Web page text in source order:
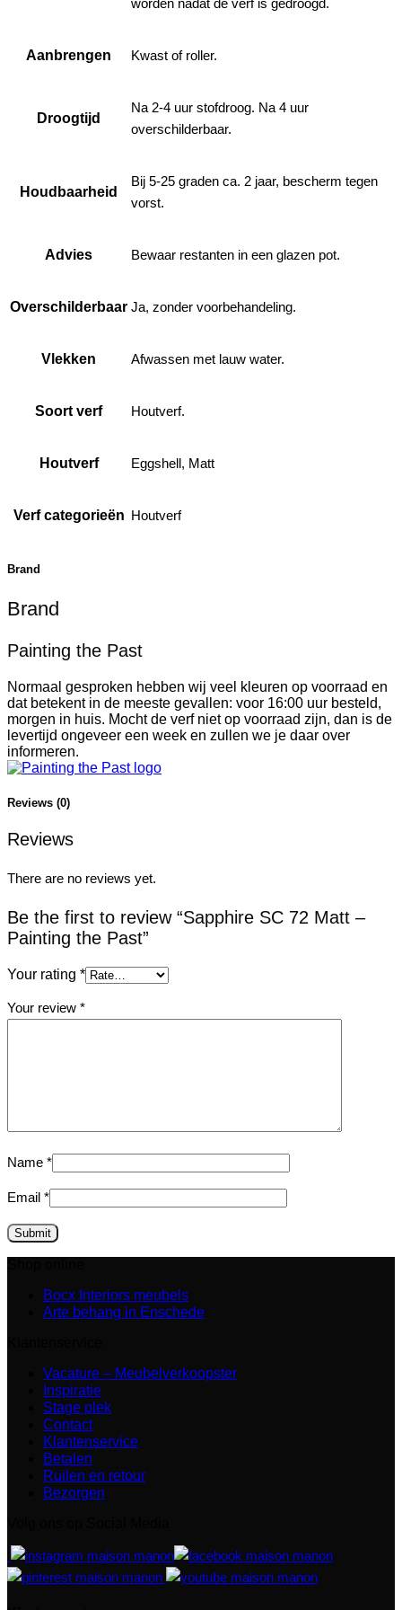
Aanbrengen Kwast of roller.
Droogtijd
Na 2-4 uur stofdroog. Na 4 uur
overschilderbaar.
Houdbaarheid
Bij 5-25 graden ca. 2 jaar, bescherm tegen
vorst.
Advies Bewaar restanten in een glazen pot.
Overschilderbaar Ja, zonder voorbehandeling.
Vlekken Afwassen met lauw water.
Soort verf Houtverf.
Houtverf Eggshell, Matt
Verf categorieën Houtverf
Brand
Brand
Painting the Past
Normaal gesproken hebben wij veel kleuren op voorraad en
dat betekent in de meeste gevallen: voor 16:00 uur besteld,
morgen in huis. Mocht de verf niet op voorraad zijn, dan is de
levertijd ongeveer een week en zullen we je daar over
informeren.
Reviews (0)
Reviews
There are no reviews yet.
Be the first to review “Sapphire SC 72 Matt –
Painting the Past”
Your rating *
Your review *
Name *
Email *
Bocx Interiors meubels
Arte behang in Enschede
Vacature – Meubelverkoopster
Inspiratie
Stage plek
Contact
Klantenservice
Betalen
Ruilen en retour
Bezorgen